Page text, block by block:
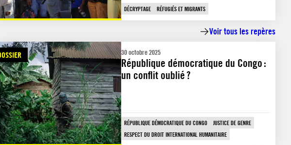
DÉCRYPTAGE RÉFUGIÉS ET MIGRANTS
Voir tous les repères
30 octobre 2025
République démocratique du Congo :
un conflit oublié ?
RÉPUBLIQUE DÉMOCRATIQUE DU CONGO
JUSTICE DE GENRE
RESPECT DU DROIT INTERNATIONAL HUMANITAIRE